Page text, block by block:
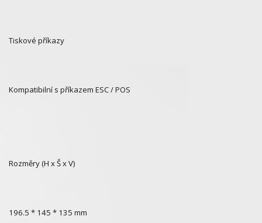
Tiskové příkazy
Kompatibilní s příkazem ESC / POS
Rozměry (H x Š x V)
196.5 * 145 * 135 mm